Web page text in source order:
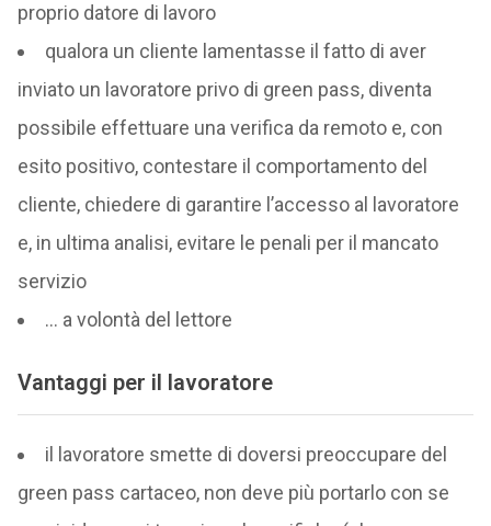
proprio datore di lavoro
qualora un cliente lamentasse il fatto di aver
inviato un lavoratore privo di green pass, diventa
possibile effettuare una verifica da remoto e, con
esito positivo, contestare il comportamento del
cliente, chiedere di garantire l’accesso al lavoratore
e, in ultima analisi, evitare le penali per il mancato
servizio
… a volontà del lettore
Vantaggi per il lavoratore
il lavoratore smette di doversi preoccupare del
green pass cartaceo, non deve più portarlo con se